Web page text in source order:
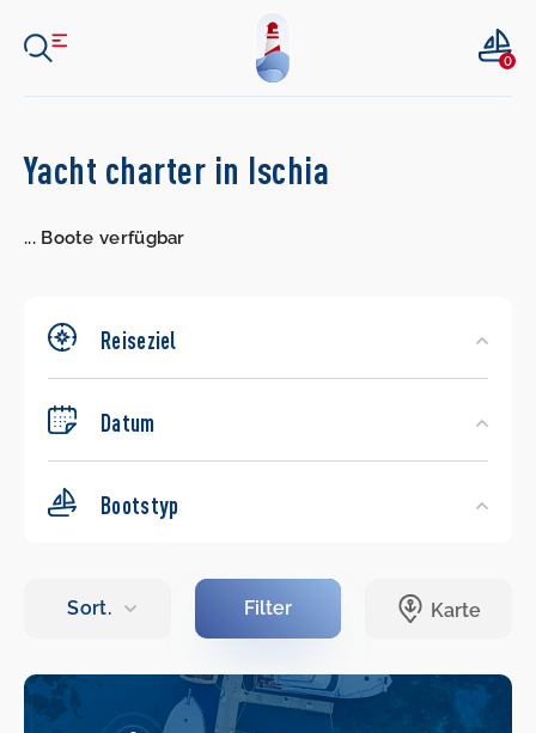
0
Search
Yacht charter in Ischia
...Boote verfügbar
Reiseziel
Datum
Bootstyp